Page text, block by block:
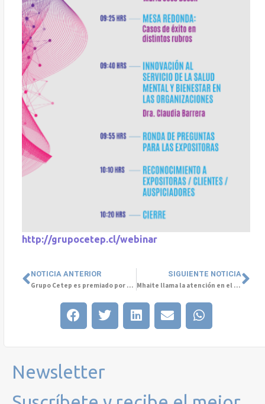
http://grupocetep.cl/webinar
NOTICIA ANTERIOR
Grupo Cetep es premiado por Global Health & Pharma
SIGUIENTE NOTICIA
Mhaite llama la atención en el mundo
Newsletter